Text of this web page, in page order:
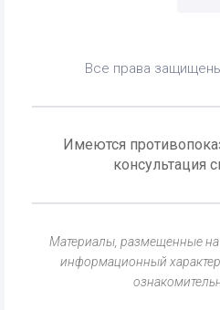
Все права
Имеются
консультация
Материалы, размещенные на
информационный